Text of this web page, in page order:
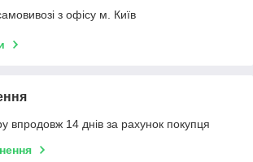
з офісу м. Київ
впродовж 14 днів за рахунок покупця